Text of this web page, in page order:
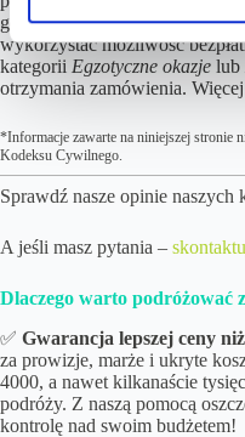
godzin od otrzymania
wykorzystać możliwość
kategorii Egzotyczne okazje lub
otrzymania zamówienia.
*Informacje zawarte na niniejszej stronie
Kodeksu Cywilnego.
Sprawdź nasze opinie naszych
A jeśli masz pytania –
Dlaczego warto podróżować
✅ Gwarancja lepszej ceny
za prowizje, marże i ukryte
4000, a nawet kilkanaście
podróży. Z naszą pomocą
kontrolę nad swoim budżetem!